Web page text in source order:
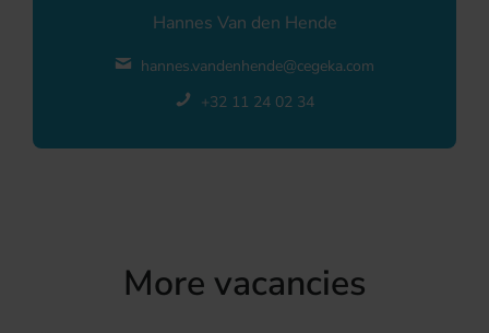
Hannes Van den Hende
hannes.vandenhende@cegeka.com
+32 11 24 02 34
More vacancies